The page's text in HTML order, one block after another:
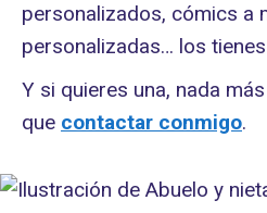
personalizados, cómics a
personalizadas… los
Y si quieres una, nada
que contactar conmigo.